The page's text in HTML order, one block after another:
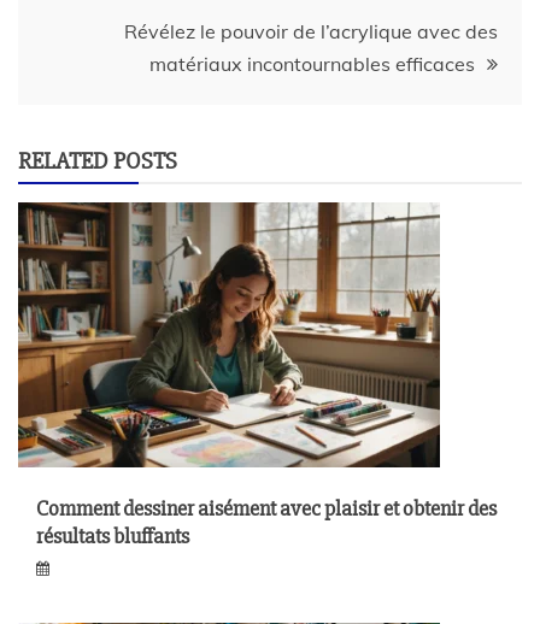
Révélez le pouvoir de l’acrylique avec des
matériaux incontournables efficaces
RELATED POSTS
Comment dessiner aisément avec plaisir et obtenir des
résultats bluffants